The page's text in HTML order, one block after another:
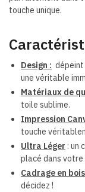
touche unique.
Design :
une véritable
Matériaux de
toile sublime.
Impression
touche
Ultra Léger : un
placé dans
Cadrage en bois
décidez !